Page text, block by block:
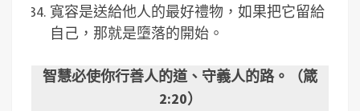
寬容是送給他人的最好禮物，如果把它留給
自己，那就是墮落的開始。
智慧必使你行善人的道、守義人的路。（箴
2:20）